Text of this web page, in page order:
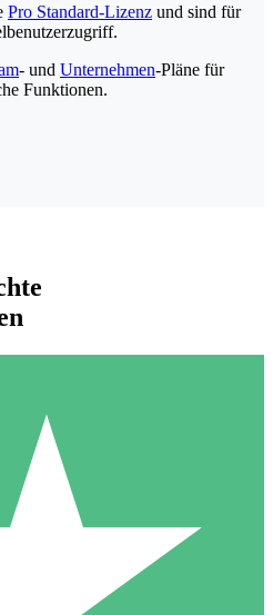
Credit-Pakete
mit Download-Credits. Keine
erforderlich.
Pro Standard-Lizenz und sind für
- und Unternehmen-Pläne für
Funktionen.